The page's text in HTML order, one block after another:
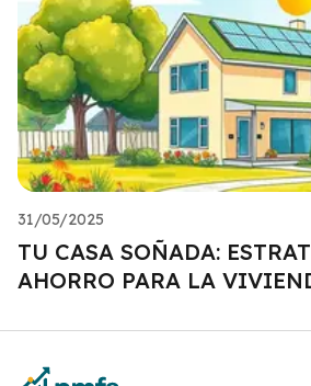
31/05/2025
TU CASA SOÑADA:
AHORRO PARA LA